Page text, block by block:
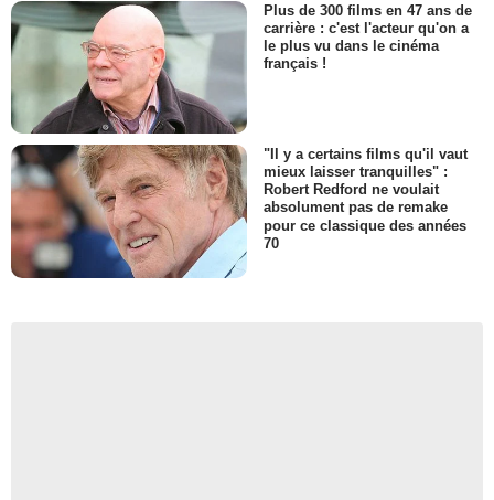
Plus de 300 films en 47 ans de
carrière : c'est l'acteur qu'on a
le plus vu dans le cinéma
français !
"Il y a certains films qu'il vaut
mieux laisser tranquilles" :
Robert Redford ne voulait
absolument pas de remake
pour ce classique des années
70